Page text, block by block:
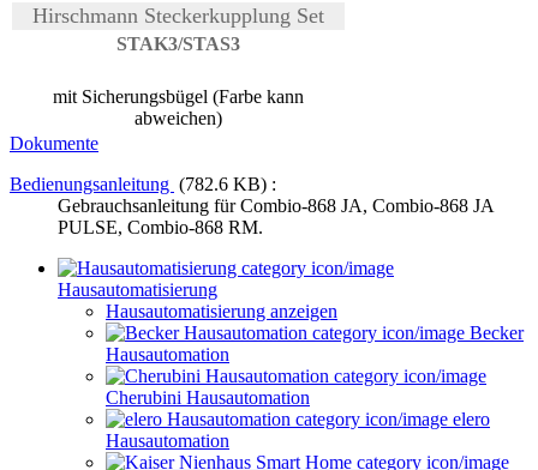
Hirschmann Steckerkupplung Set
STAK3/STAS3
mit Sicherungsbügel (Farbe kann
abweichen)
Dokumente
Bedienungsanleitung (782.6 KB) :
Gebrauchsanleitung für Combio-868 JA, Combio-868 JA
PULSE, Combio-868 RM.
Hausautomatisierung
Hausautomatisierung anzeigen
Becker
Hausautomation
Cherubini Hausautomation
elero
Hausautomation